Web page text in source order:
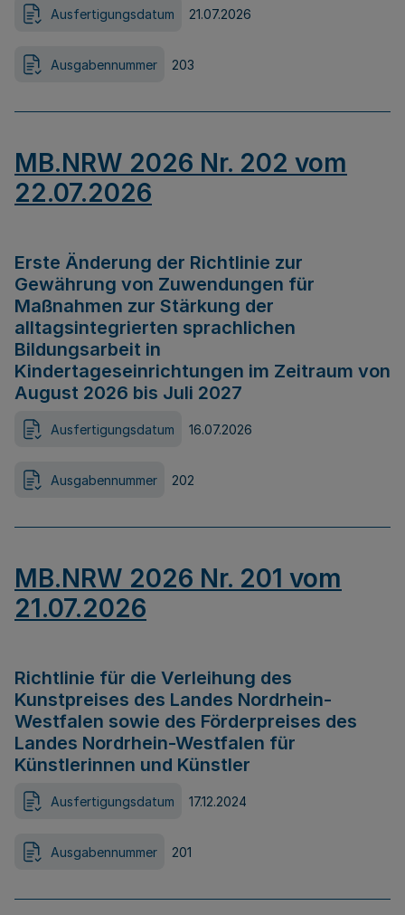
Ausfertigungsdatum 21.07.2026
Ausgabennummer 203
MB.NRW 2026 Nr. 202 vom
22.07.2026
Erste Änderung der Richtlinie zur
Gewährung von Zuwendungen für
Maßnahmen zur Stärkung der
alltagsintegrierten sprachlichen
Bildungsarbeit in
Kindertageseinrichtungen im Zeitraum von
August 2026 bis Juli 2027
Ausfertigungsdatum 16.07.2026
Ausgabennummer 202
MB.NRW 2026 Nr. 201 vom
21.07.2026
Richtlinie für die Verleihung des
Kunstpreises des Landes Nordrhein-
Westfalen sowie des Förderpreises des
Landes Nordrhein-Westfalen für
Künstlerinnen und Künstler
Ausfertigungsdatum 17.12.2024
Ausgabennummer 201